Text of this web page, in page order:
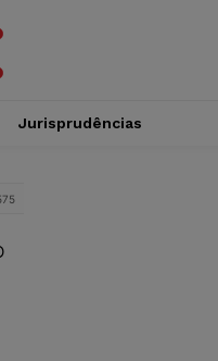
Jurisprudências